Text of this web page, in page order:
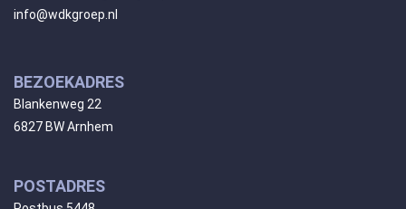
info@wdkgroep.nl
BEZOEKADRES
Blankenweg 22
6827 BW Arnhem
POSTADRES